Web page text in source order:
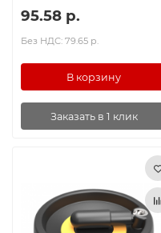
95.58 р.
Без НДС: 79.65 р.
В корзину
Заказать в 1 клик